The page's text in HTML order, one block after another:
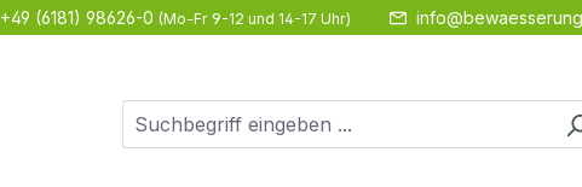
+49 (6181) 98626-0 (Mo-Fr 9-12 und 14-17 Uhr)